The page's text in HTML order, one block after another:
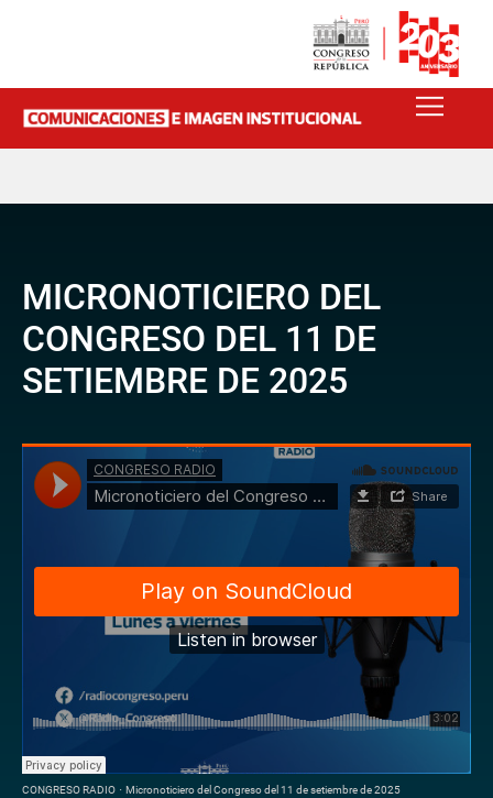
MICRONOTICIERO DEL
CONGRESO DEL 11 DE
SETIEMBRE DE 2025
CONGRESO RADIO · Micronoticiero del Congreso del 11 de setiembre de 2025